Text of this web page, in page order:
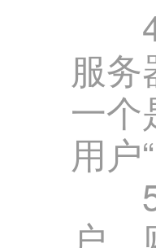
4
服务
一个
用户
5
户